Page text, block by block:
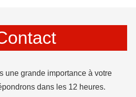
une grande importance à votre
dans les 12 heures.